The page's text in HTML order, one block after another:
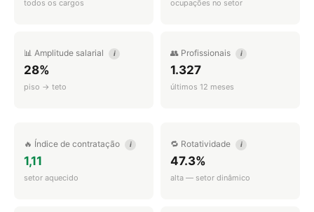
todos os cargos ocupações no setor
📊 Amplitude salarial i
28%
piso → teto
👥 Profissionais i
1.327
últimos 12 meses
🔥 Índice de contratação i
1,11
setor aquecido
🔁 Rotatividade i
47.3%
alta — setor dinâmico